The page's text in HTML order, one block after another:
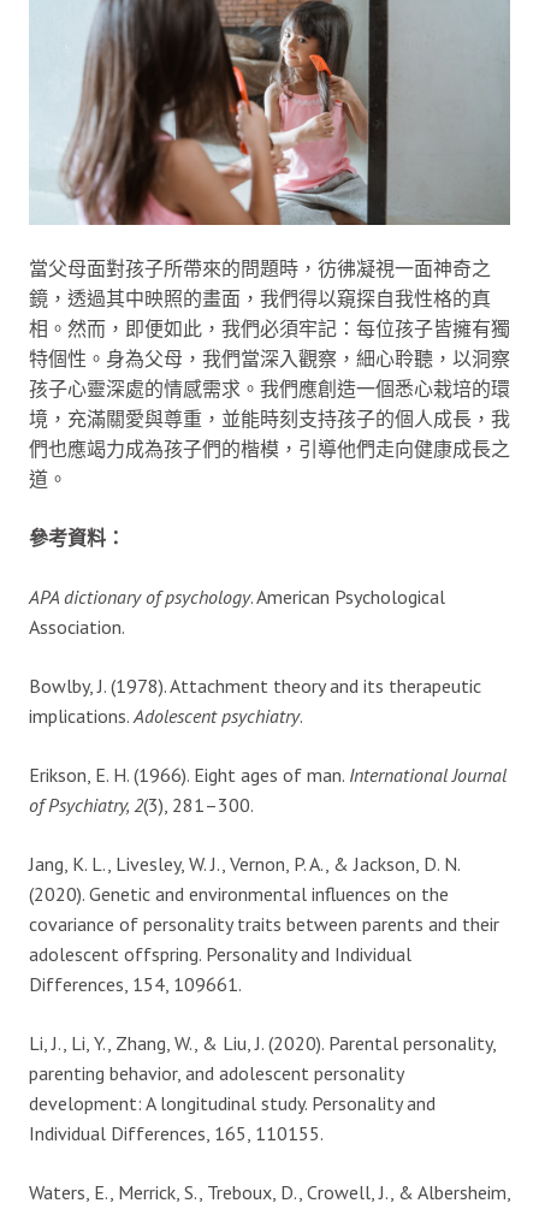
當父母面對孩子所帶來的問題時，彷彿凝視一面神奇之
鏡，透過其中映照的畫面，我們得以窺探自我性格的真
相。然而，即便如此，我們必須牢記：每位孩子皆擁有獨
特個性。身為父母，我們當深入觀察，細心聆聽，以洞察
孩子心靈深處的情感需求。我們應創造一個悉心栽培的環
境，充滿關愛與尊重，並能時刻支持孩子的個人成長，我
們也應竭力成為孩子們的楷模，引導他們走向健康成長之
道。
參考資料：
APA dictionary of psychology. American Psychological
Association.
Bowlby, J. (1978). Attachment theory and its therapeutic
implications. Adolescent psychiatry.
Erikson, E. H. (1966). Eight ages of man. International Journal
of Psychiatry, 2(3), 281–300.
Jang, K. L., Livesley, W. J., Vernon, P. A., & Jackson, D. N.
(2020). Genetic and environmental influences on the
covariance of personality traits between parents and their
adolescent offspring. Personality and Individual
Differences, 154, 109661.
Li, J., Li, Y., Zhang, W., & Liu, J. (2020). Parental personality,
parenting behavior, and adolescent personality
development: A longitudinal study. Personality and
Individual Differences, 165, 110155.
Waters, E., Merrick, S., Treboux, D., Crowell, J., & Albersheim,